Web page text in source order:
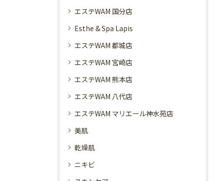
エステWAM 国分店
Esthe & Spa Lapis
エステWAM 都城店
エステWAM 宮崎店
エステWAM 熊本店
エステWAM 八代店
エステWAM マリエール神水苑店
美肌
乾燥肌
ニキビ